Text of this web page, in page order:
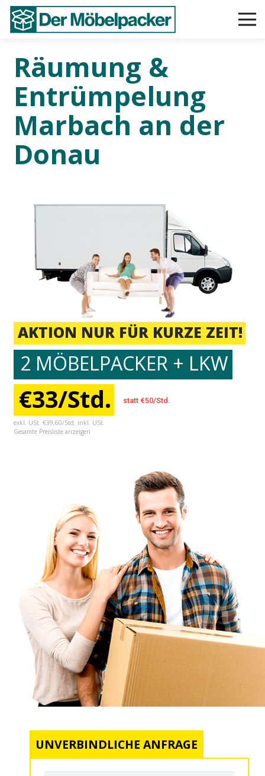
Räumung &
Entrümpelung
Marbach an der
Donau
2 MÖBELPACKER + LKW
statt €50/Std.
€33/Std.
AKTION NUR FÜR KURZE ZEIT!
exkl. USt. €39,60/Std. inkl. USt.
Gesamte Preisliste anzeigen
UNVERBINDLICHE ANFRAGE